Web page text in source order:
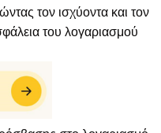
τον ισχύοντα και τον
του λογαριασμού